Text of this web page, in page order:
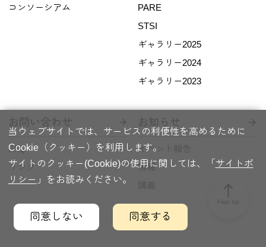
north
コンソーシアム
PARE
STSI
ギャラリー2025
ギャラリー2024
ギャラリー2023
お問い合わせ
FAQ
リンク
お知らせ
イベント報告
情報
講義
当ウェブサイトでは、サービスの利便性を高めるために
Cookie（クッキー）を利用します。
サイトのクッキー(Cookie)の使用に関しては、「 サイトポ
リシー 」をお読みください。
同意しない 同意する